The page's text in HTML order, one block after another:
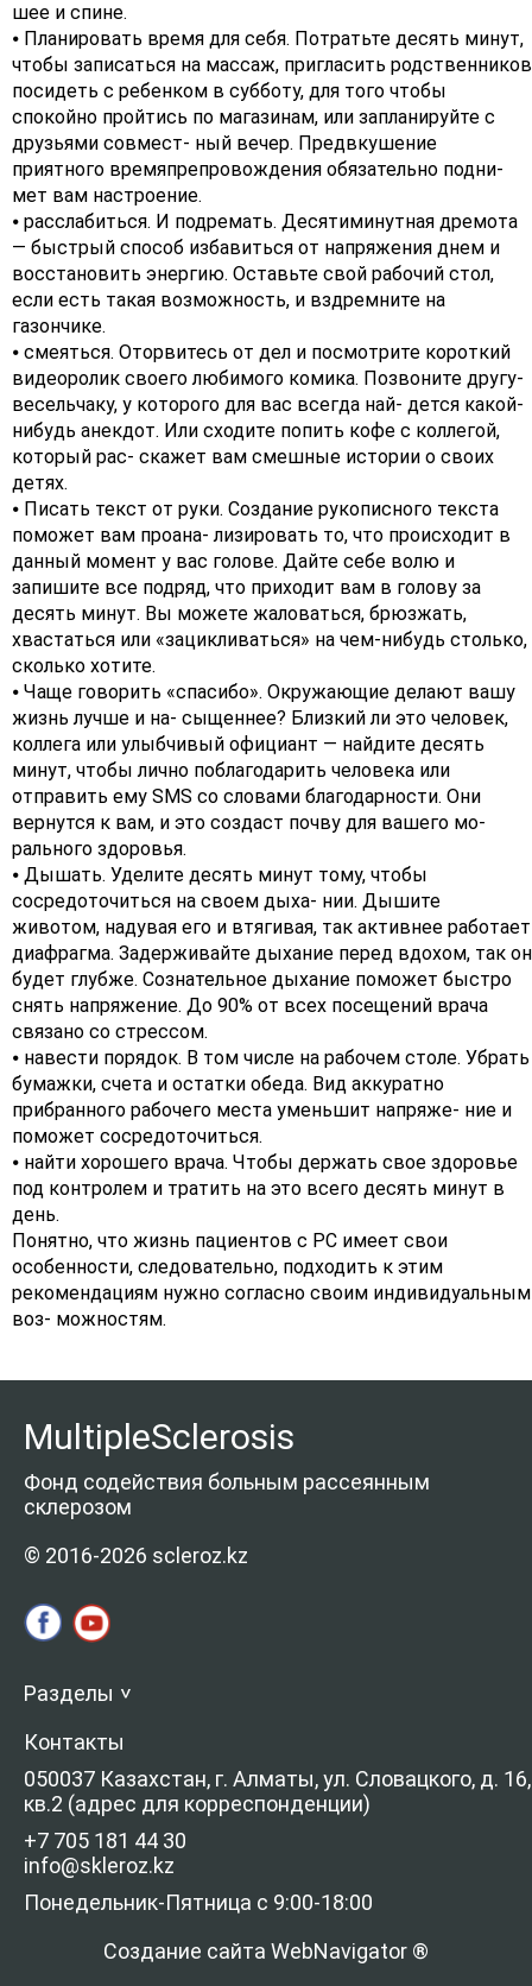
шее и спине.
⦁ Планировать время для себя. Потратьте десять минут,
чтобы записаться на массаж, пригласить родственников
посидеть с ребенком в субботу, для того чтобы
спокойно пройтись по магазинам, или запланируйте с
друзьями совмест- ный вечер. Предвкушение
приятного времяпрепровождения обязательно подни-
мет вам настроение.
⦁ расслабиться. И подремать. Десятиминутная дремота
— быстрый способ избавиться от напряжения днем и
восстановить энергию. Оставьте свой рабочий стол,
если есть такая возможность, и вздремните на
газончике.
⦁ смеяться. Оторвитесь от дел и посмотрите короткий
видеоролик своего любимого комика. Позвоните другу-
весельчаку, у которого для вас всегда най- дется какой-
нибудь анекдот. Или сходите попить кофе с коллегой,
который рас- скажет вам смешные истории о своих
детях.
⦁ Писать текст от руки. Создание рукописного текста
поможет вам проана- лизировать то, что происходит в
данный момент у вас голове. Дайте себе волю и
запишите все подряд, что приходит вам в голову за
десять минут. Вы можете жаловаться, брюзжать,
хвастаться или «зацикливаться» на чем-нибудь столько,
сколько хотите.
⦁ Чаще говорить «спасибо». Окружающие делают вашу
жизнь лучше и на- сыщеннее? Близкий ли это человек,
коллега или улыбчивый официант — найдите десять
минут, чтобы лично поблагодарить человека или
отправить ему SMS со словами благодарности. Они
вернутся к вам, и это создаст почву для вашего мо-
рального здоровья.
⦁ Дышать. Уделите десять минут тому, чтобы
сосредоточиться на своем дыха- нии. Дышите
животом, надувая его и втягивая, так активнее работает
диафрагма. Задерживайте дыхание перед вдохом, так он
будет глубже. Сознательное дыхание поможет быстро
снять напряжение. До 90% от всех посещений врача
связано со стрессом.
⦁ навести порядок. В том числе на рабочем столе. Убрать
бумажки, счета и остатки обеда. Вид аккуратно
прибранного рабочего места уменьшит напряже- ние и
поможет сосредоточиться.
⦁ найти хорошего врача. Чтобы держать свое здоровье
под контролем и тратить на это всего десять минут в
день.
Понятно, что жизнь пациентов с РС имеет свои
особенности, следовательно, подходить к этим
рекомендациям нужно согласно своим индивидуальным
воз- можностям.
MultipleSclerosis
Фонд содействия больным рассеянным
склерозом
© 2016-2026 scleroz.kz
Разделы >
Контакты
050037 Казахстан, г. Алматы, ул. Словацкого, д. 16,
кв.2 (адрес для корреспонденции)
+7 705 181 44 30
info@skleroz.kz
Понедельник-Пятница с 9:00-18:00
Создание сайта WebNavigator ®